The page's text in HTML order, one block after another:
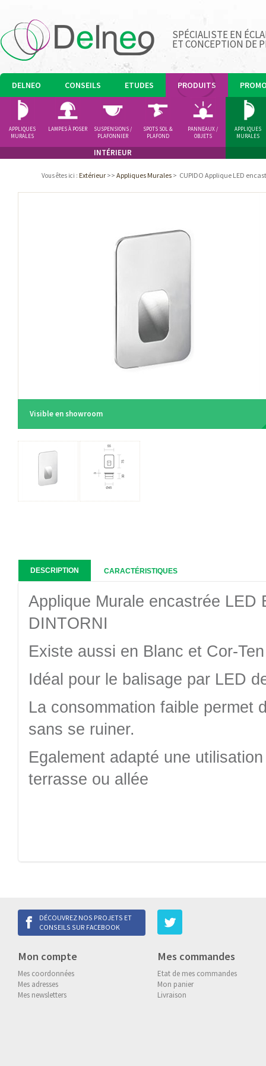
SPÉCIALISTE EN
ET CONCEPTION DE
DELNEO CONSEILS ETUDES PRODUITS
INTÉRIEUR
APPLIQUES
MURALES
LAMPES À POSER
SUSPENSIONS /
PLAFONNIER
SPOTS SOL &
PLAFOND
PANNEAUX /
OBJETS
APPLIQUES
MURALES
Vous êtes ici : Extérieur >> Appliques Murales > CUPIDO Applique LED
Visible en showroom
DESCRIPTION CARACTÉRISTIQUES
Applique Murale encastrée
DINTORNI
Existe aussi en Blanc et Cor-Ten
Idéal pour le balisage par LED
La consommation faible permet
sans se ruiner.
Egalement adapté une
terrasse ou allée
DÉCOUVREZ NOS PROJETS ET
CONSEILS SUR FACEBOOK
Mon compte
Mes coordonnées
Mes adresses
Mes newsletters
Mes commandes
Etat de mes commandes
Mon panier
Livraison